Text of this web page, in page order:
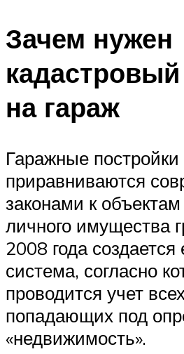
Зачем нужен
на гараж
Гаражные постройки
приравниваются
законами к
личного имущества
2008 года создается
система, согласно
проводится учет
попадающих под
«недвижимость».